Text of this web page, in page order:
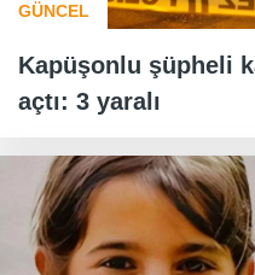
GÜNCEL
Kapüşonlu şüpheli
açtı: 3 yaralı